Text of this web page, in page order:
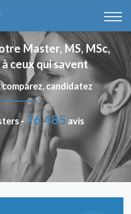
Master, MS, MSc,
ceux qui savent
comparez, candidatez
-76 485 avis